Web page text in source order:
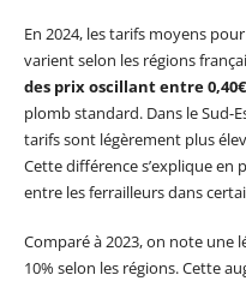
En 2024, les tarifs moyens
varient selon les régions
des prix oscillant entre
plomb standard. Dans le Sud-
tarifs sont légèrement plus
Cette différence s’explique
entre les ferrailleurs dans
Comparé à 2023, on note une
10% selon les régions. Cette